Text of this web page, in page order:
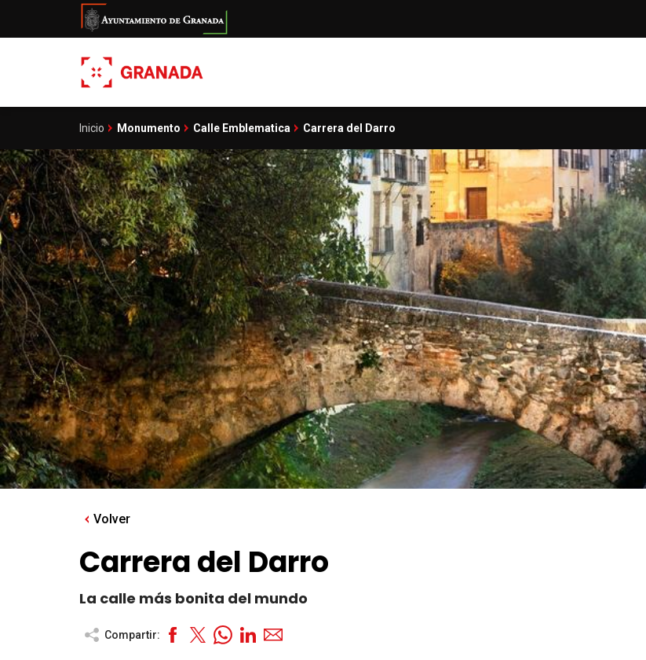
contenido
Sobrescribir
enlaces
de
ayuda
a
la
navegación
Inicio Monumento Calle Emblematica Carrera del Darro
Volver
Carrera del Darro
La calle más bonita del mundo
Compartir: